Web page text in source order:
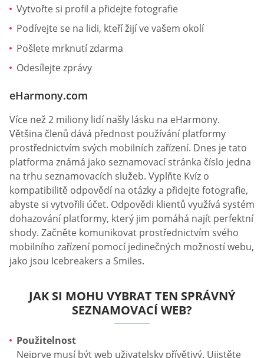
Vytvořte si profil a přidejte fotografie
Podívejte se na lidi, kteří žijí ve vašem okolí
Pošlete mrknutí zdarma
Odesílejte zprávy
eHarmony.com
Více než 2 miliony lidí našly lásku na eHarmony.
Většina členů dává přednost používání platformy
prostřednictvím svých mobilních zařízení. Dnes je tato
platforma známá jako seznamovací stránka číslo jedna
na trhu seznamovacích služeb. Vyplňte Kvíz o
kompatibilitě odpovědí na otázky a přidejte fotografie,
abyste si vytvořili účet. Odpovědi klientů využívá systém
dohazování platformy, který jim pomáhá najít perfektní
shody. Začněte komunikovat prostřednictvím svého
mobilního zařízení pomocí jedinečných možností webu,
jako jsou Icebreakers a Smiles.
JAK SI MOHU VYBRAT TEN SPRÁVNÝ
SEZNAMOVACÍ WEB?
Použitelnost
Nejprve musí být web uživatelsky přívětivý. Ujistěte